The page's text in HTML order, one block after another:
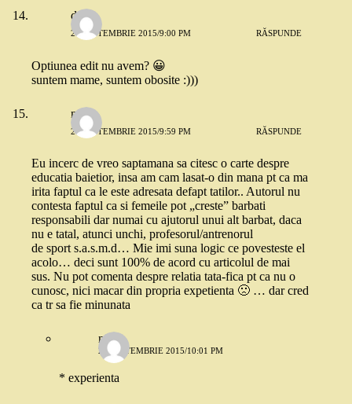
dana
21 SEPTEMBRIE 2015/9:00 PM RĂSPUNDE
Optiunea edit nu avem? 😀
suntem mame, suntem obosite :)))
nico
21 SEPTEMBRIE 2015/9:59 PM RĂSPUNDE
Eu incerc de vreo saptamana sa citesc o carte despre
educatia baietior, insa am cam lasat-o din mana pt ca ma
irita faptul ca le este adresata defapt tatilor.. Autorul nu
contesta faptul ca si femeile pot „creste” barbati
responsabili dar numai cu ajutorul unui alt barbat, daca
nu e tatal, atunci unchi, profesorul/antrenorul
de sport s.a.s.m.d… Mie imi suna logic ce povesteste el
acolo… deci sunt 100% de acord cu articolul de mai
sus. Nu pot comenta despre relatia tata-fica pt ca nu o
cunosc, nici macar din propria expetienta 🙁 … dar cred
ca tr sa fie minunata
nico
21 SEPTEMBRIE 2015/10:01 PM
* experienta